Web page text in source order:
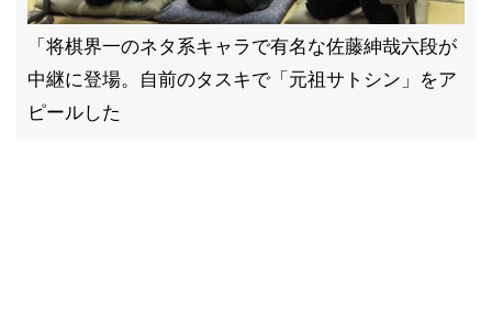
「将棋界一のネタ系キャラで有名な佐藤紳哉六段が
中継に登場。自前のタスキで「元祖サトシン」をア
ピールした